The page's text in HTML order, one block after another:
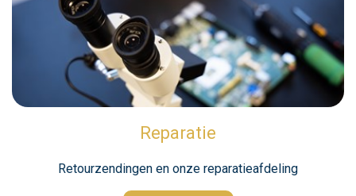
Reparatie
Retourzendingen en onze reparatieafdeling